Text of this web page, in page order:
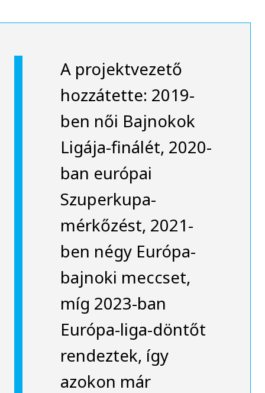
A projektvezető
hozzátette: 2019-
ben női Bajnokok
Ligája-finálét, 2020-
ban európai
Szuperkupa-
mérkőzést, 2021-
ben négy Európa-
bajnoki meccset,
míg 2023-ban
Európa-liga-döntőt
rendeztek, így
azokon már